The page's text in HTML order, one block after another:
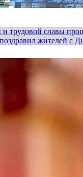
трудовой славы
жителей с